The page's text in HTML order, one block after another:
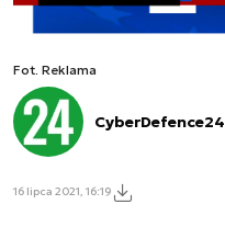
Fot. Reklama
CyberDefence24
16 lipca 2021, 16:19